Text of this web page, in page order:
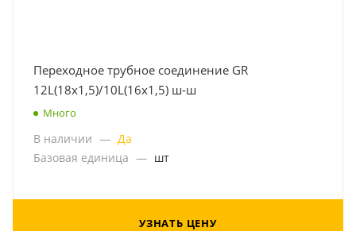
Переходное трубное соединение GR
12L(18x1,5)/10L(16x1,5) ш-ш
Много
В наличии — Да
Базовая единица — шт
УЗНАТЬ ЦЕНУ